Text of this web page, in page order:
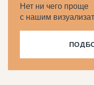
Нет ни чего проще
с нашим